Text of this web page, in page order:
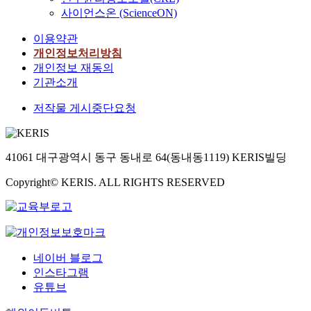
사이언스온 (ScienceON)
이용약관
개인정보처리방침
개인정보 재동의
기관소개
저작물 게시중단요청
41061 대구광역시 동구 동내로 64(동내동1119) KERIS빌딩
Copyright© KERIS. ALL RIGHTS RESERVED
네이버 블로그
인스타그램
유튜브